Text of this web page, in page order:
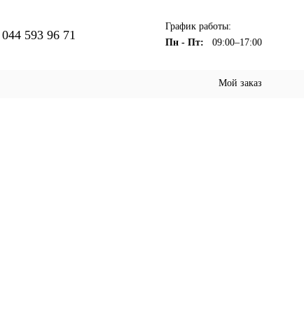
044 593 96 71
График работы:
Пн - Пт:
09:00–17:00
Мой заказ